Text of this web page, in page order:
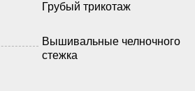
Грубый трикотаж
Вышивальные челночного
стежка